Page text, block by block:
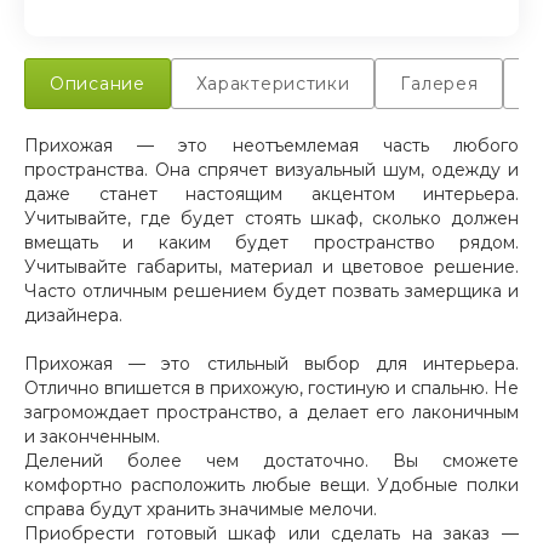
Описание Характеристики Галерея
Прихожая — это неотъемлемая часть любого
пространства. Она спрячет визуальный шум, одежду и
даже станет настоящим акцентом интерьера.
Учитывайте, где будет стоять шкаф, сколько должен
вмещать и каким будет пространство рядом.
Учитывайте габариты, материал и цветовое решение.
Часто отличным решением будет позвать замерщика и
дизайнера.
Прихожая — это стильный выбор для интерьера.
Отлично впишется в прихожую, гостиную и спальню. Не
загромождает пространство, а делает его лаконичным
и законченным.
Делений более чем достаточно. Вы сможете
комфортно расположить любые вещи. Удобные полки
справа будут хранить значимые мелочи.
Приобрести готовый шкаф или сделать на заказ —